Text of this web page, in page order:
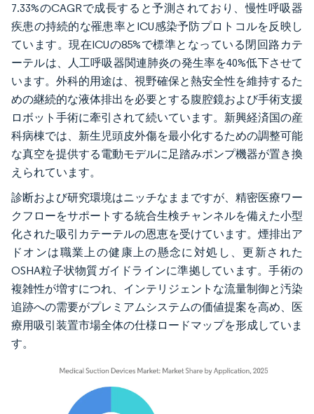
7.33%のCAGRで成長すると予測されており、慢性呼吸器
疾患の持続的な罹患率とICU感染予防プロトコルを反映し
ています。現在ICUの85%で標準となっている閉回路カテ
ーテルは、人工呼吸器関連肺炎の発生率を40%低下させて
います。外科的用途は、視野確保と熱安全性を維持するた
めの継続的な液体排出を必要とする腹腔鏡および手術支援
ロボット手術に牽引されて続いています。新興経済国の産
科病棟では、新生児頭皮外傷を最小化するための調整可能
な真空を提供する電動モデルに足踏みポンプ機器が置き換
えられています。
診断および研究環境はニッチなままですが、精密医療ワー
クフローをサポートする統合生検チャンネルを備えた小型
化された吸引カテーテルの恩恵を受けています。煙排出ア
ドオンは職業上の健康上の懸念に対処し、更新された
OSHA粒子状物質ガイドラインに準拠しています。手術の
複雑性が増すにつれ、インテリジェントな流量制御と汚染
追跡への需要がプレミアムシステムの価値提案を高め、医
療用吸引装置市場全体の仕様ロードマップを形成していま
す。